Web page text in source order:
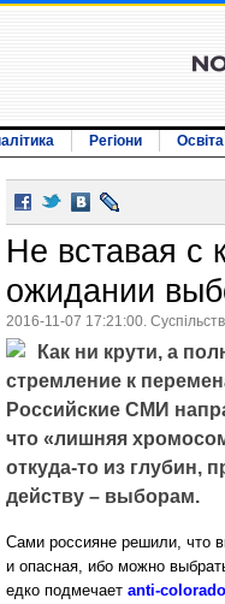
Регіони Освіта
Не вставая с
ожидании
2016-11-07 17:21:00.
Как ни крути, а
стремление к
Российские СМИ
что «лишняя
откуда-то из глубин,
действу – выборам.
Сами россияне решили, что
и опасная, ибо можно
едко подмечает anti-